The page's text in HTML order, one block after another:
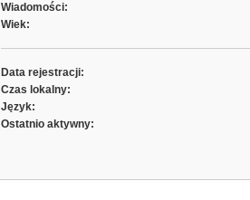
Wiadomości:
Wiek:
Data rejestracji:
Czas lokalny:
Język:
Ostatnio aktywny: